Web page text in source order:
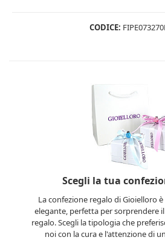
CODICE:
Scegli la tua
La confezione regalo di Gioielloro
elegante, perfetta per sorprendere
regalo. Scegli la tipologia che
noi con la cura e l'attenzione di